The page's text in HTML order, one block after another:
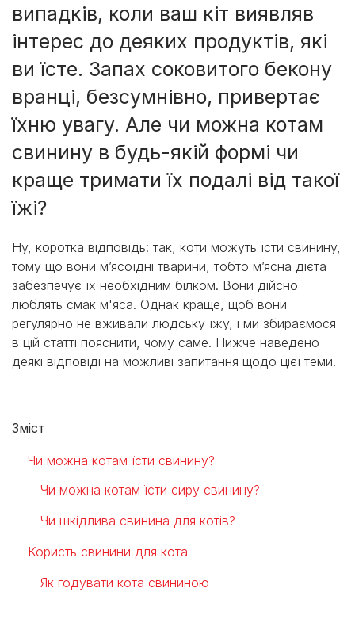
випадків, коли ваш кіт виявляв
інтерес до деяких продуктів, які
ви їсте. Запах соковитого бекону
вранці, безсумнівно, привертає
їхню увагу. Але чи можна котам
свинину в будь-якій формі чи
краще тримати їх подалі від такої
їжі?
Ну, коротка відповідь: так, коти можуть їсти свинину,
тому що вони м’ясоїдні тварини, тобто м’ясна дієта
забезпечує їх необхідним білком. Вони дійсно
люблять смак м'яса. Однак краще, щоб вони
регулярно не вживали людську їжу, і ми збираємося
в цій статті пояснити, чому саме. Нижче наведено
деякі відповіді на можливі запитання щодо цієї теми.
Зміст
Чи можна котам їсти свинину?
Чи можна котам їсти сиру свинину?
Чи шкідлива свинина для котів?
Користь свинини для кота
Як годувати кота свининою